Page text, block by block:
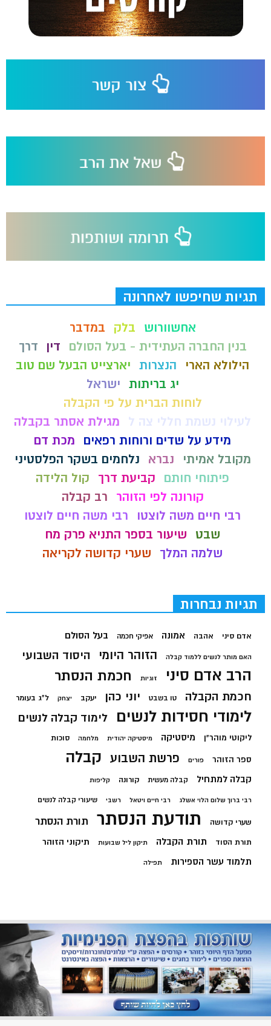
תגיות שחיפשו לאחרונה
אחשוורוש בלק
במדבר
בנין החברה העתידית - בעל הסולם
דין
דרך
הילולא הארי
הנצרות יארצייט הבעל שם טוב
יג בריתות ישראל
לוחות הברית על פי הקבלה
לעילוי נשמת חללי צה ל
מגילת אסתר בקבלה
מידע על שדים ורוחות רפאים
מכת דם
מקובל אמיתי
נברא
נלחמים בשקר הפלסטיני
פיתוחי חותם
קביעת דרך
קול הלידה
קורונה לפי הזוהר
רב קבלה
רבי חיים משה לוצטו
רבי משה חיים לוצטו
שבט
שיעור בספר התניא פרק מח
שלמה המלך
שערי קדושה לקריאה
תגיות נבחרות
אדם סיני אהבה אמונה אפיקי חכמה בעל הסולם
האם מותר לנשים ללמוד קבלה הזוהר היומי היסוד השבועי
הרב אדם סיני זוגיות חכמת הנסתר
חכמת הקבלה טו בשבט יוני כהן יעקב יצחק ל"ג בעומר
לימודי חסידות לנשים לימוד קבלה לנשים
ליקוטי מוהר"ן מיסטיקה מיסטיקה יהודית מלחמה סוכות
ספר הזוהר פורים פרשת השבוע קבלה
קבלה למתחיל קבלה מעשית קורונה קליפות
רבי ברוך שלום הלוי אשלג רבי חיים ויטאל רשבי שיעורי קבלה לנשים
שערי קדושה תודעת הנסתר תורת הנסתר
תורת הסוד תורת הקבלה תיקון ליל שבועות תיקוני הזוהר
תלמוד עשר הספירות תפילה